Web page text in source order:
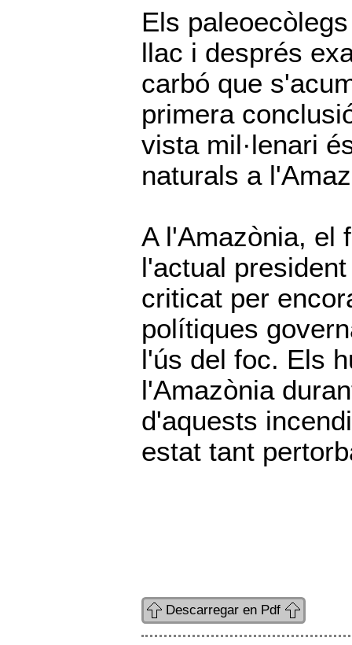
Els
llac i després
carbó que
primera
vista mil·lenari
naturals a
A l'Amazònia, el
l'actual
criticat per
polítiques
l'ús del foc. Els
l'Amazònia
d'aquests
estat tant
Descarregar en Pdf